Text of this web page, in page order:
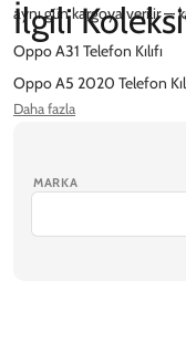
aynı gün kargoya verilir —
İlgili
Oppo A31 Telefon Kılıfı
Oppo A5 2020 Telefon
Oppo A53 Telefon Kılıfı
Daha fazla
MARKA